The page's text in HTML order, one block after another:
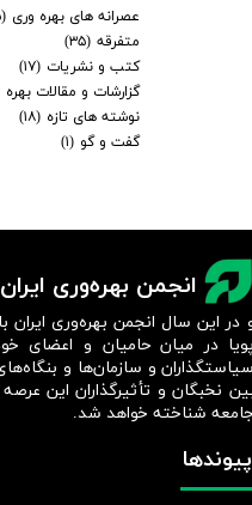
عصرانه های بهره وری (۳۵)
متفرقه (۳۵)
کتب و نشریات (۱۷)
گزارشات و مقالات بهره
نوشته های تازه (۱۸)
گفت و گو (۱)
انجمن بهره‌وری ایران
پیوندها
در این سال انجمن بهره‌وری ایران
در میان حامیان و اعضای
و سازمان‌ها و
نخبگان و تأثیرگذاران این
شناخته خواهد شد.​​​​​​​